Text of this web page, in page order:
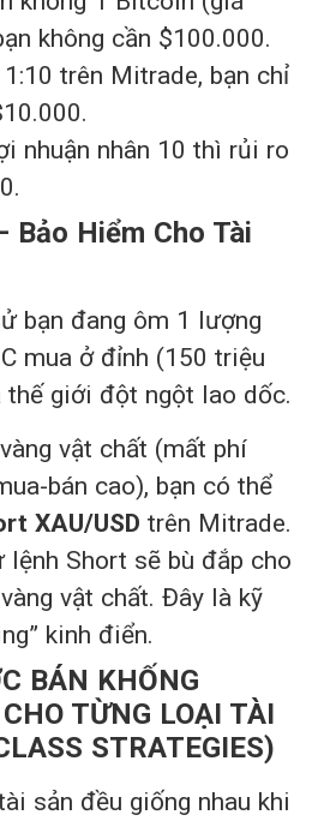
không cần $100.000.
trên Mitrade, bạn chỉ
nhuận nhân 10 thì rủi ro
Bảo Hiểm Cho Tài
bạn đang ôm 1 lượng
mua ở đỉnh (150 triệu
thế giới đột ngột lao dốc.
vật chất (mất phí
bán cao), bạn có thể
XAU/USD trên Mitrade.
lệnh Short sẽ bù đắp cho
vật chất. Đây là kỹ
kinh điển.
BÁN KHỐNG
TỪNG LOẠI TÀI
STRATEGIES)
sản đều giống nhau khi